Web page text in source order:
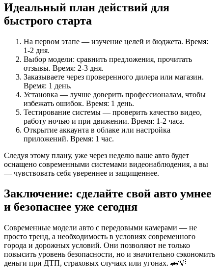
Идеальный план действий для
быстрого старта
На первом этапе — изучение целей и бюджета. Время:
1-2 дня.
Выбор модели: сравнить предложения, прочитать
отзывы. Время: 2-3 дня.
Заказываете через проверенного дилера или магазин.
Время: 1 день.
Установка — лучше доверить профессионалам, чтобы
избежать ошибок. Время: 1 день.
Тестирование системы — проверить качество видео,
работу ночью и при движении. Время: 1-2 часа.
Открытие аккаунта в облаке или настройка
приложений. Время: 1 час.
Следуя этому плану, уже через неделю ваше авто будет
оснащено современными системами видеонаблюдения, а вы
— чувствовать себя увереннее и защищеннее.
Заключение: сделайте свой авто умнее
и безопаснее уже сегодня
Современные модели авто с передовыми камерами — не
просто тренд, а необходимость в условиях современного
города и дорожных условий. Они позволяют не только
повысить уровень безопасности, но и значительно сэкономить
деньги при ДТП, страховых случаях или угонах. 🚗💡